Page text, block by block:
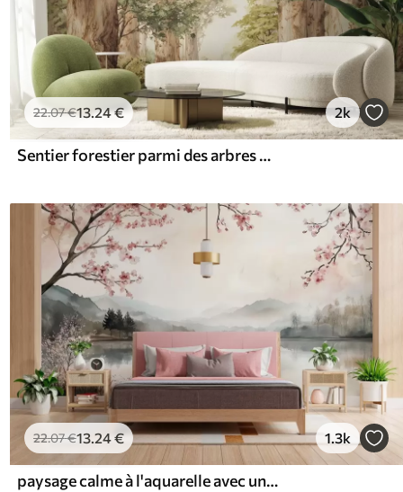
22.07€13.24€ 2k
Sentier forestier parmi des arbres majestueux, style aquarelle
22.07€13.24€ 1.3k
paysage calme à l'aquarelle avec un lac et un arbre en fleurs